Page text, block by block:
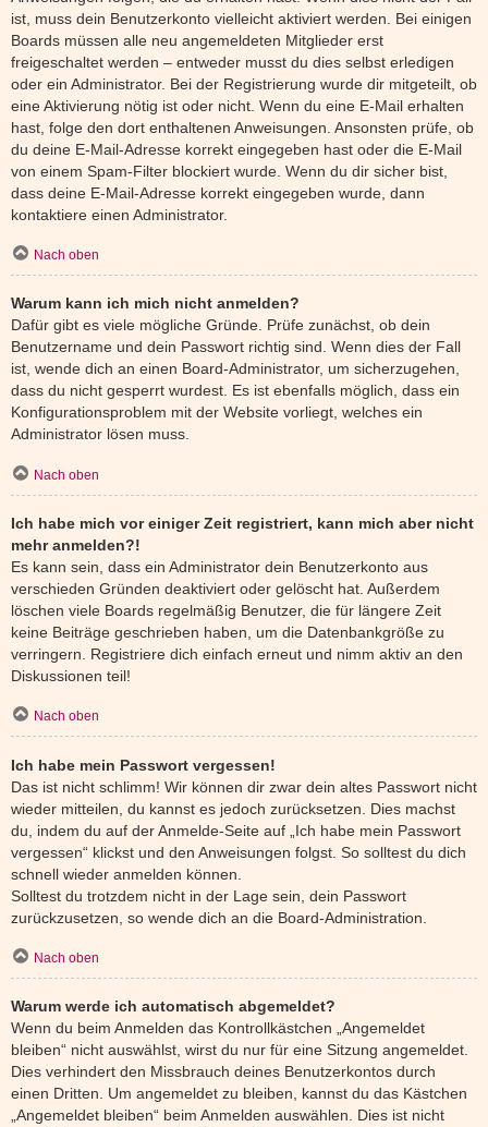
ist, muss dein Benutzerkonto vielleicht aktiviert werden. Bei einigen
Boards müssen alle neu angemeldeten Mitglieder erst
freigeschaltet werden – entweder musst du dies selbst erledigen
oder ein Administrator. Bei der Registrierung wurde dir mitgeteilt, ob
eine Aktivierung nötig ist oder nicht. Wenn du eine E-Mail erhalten
hast, folge den dort enthaltenen Anweisungen. Ansonsten prüfe, ob
du deine E-Mail-Adresse korrekt eingegeben hast oder die E-Mail
von einem Spam-Filter blockiert wurde. Wenn du dir sicher bist,
dass deine E-Mail-Adresse korrekt eingegeben wurde, dann
kontaktiere einen Administrator.
Nach oben
Warum kann ich mich nicht anmelden?
Dafür gibt es viele mögliche Gründe. Prüfe zunächst, ob dein
Benutzername und dein Passwort richtig sind. Wenn dies der Fall
ist, wende dich an einen Board-Administrator, um sicherzugehen,
dass du nicht gesperrt wurdest. Es ist ebenfalls möglich, dass ein
Konfigurationsproblem mit der Website vorliegt, welches ein
Administrator lösen muss.
Nach oben
Ich habe mich vor einiger Zeit registriert, kann mich aber nicht
mehr anmelden?!
Es kann sein, dass ein Administrator dein Benutzerkonto aus
verschieden Gründen deaktiviert oder gelöscht hat. Außerdem
löschen viele Boards regelmäßig Benutzer, die für längere Zeit
keine Beiträge geschrieben haben, um die Datenbankgröße zu
verringern. Registriere dich einfach erneut und nimm aktiv an den
Diskussionen teil!
Nach oben
Ich habe mein Passwort vergessen!
Das ist nicht schlimm! Wir können dir zwar dein altes Passwort nicht
wieder mitteilen, du kannst es jedoch zurücksetzen. Dies machst
du, indem du auf der Anmelde-Seite auf „Ich habe mein Passwort
vergessen“ klickst und den Anweisungen folgst. So solltest du dich
schnell wieder anmelden können.
Solltest du trotzdem nicht in der Lage sein, dein Passwort
zurückzusetzen, so wende dich an die Board-Administration.
Nach oben
Warum werde ich automatisch abgemeldet?
Wenn du beim Anmelden das Kontrollkästchen „Angemeldet
bleiben“ nicht auswählst, wirst du nur für eine Sitzung angemeldet.
Dies verhindert den Missbrauch deines Benutzerkontos durch
einen Dritten. Um angemeldet zu bleiben, kannst du das Kästchen
„Angemeldet bleiben“ beim Anmelden auswählen. Dies ist nicht